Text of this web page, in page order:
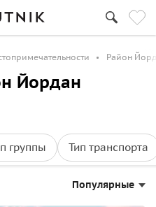
Район
Йордан
группы Тип транспорта
Популярные